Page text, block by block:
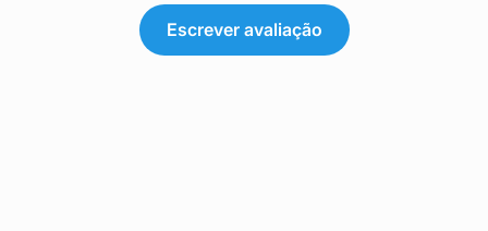
Escrever avaliação